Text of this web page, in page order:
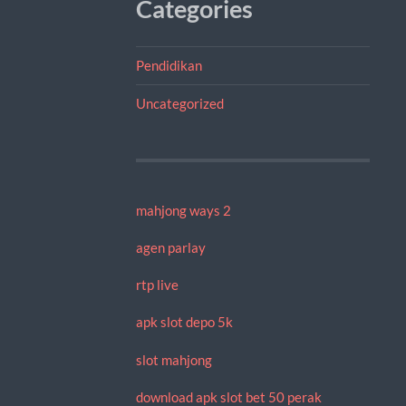
Categories
Pendidikan
Uncategorized
mahjong ways 2
agen parlay
rtp live
apk slot depo 5k
slot mahjong
download apk slot bet 50 perak